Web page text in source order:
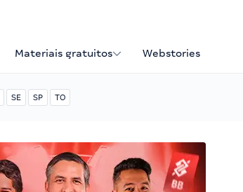
Materiais gratuitos Webstories
SE SP TO